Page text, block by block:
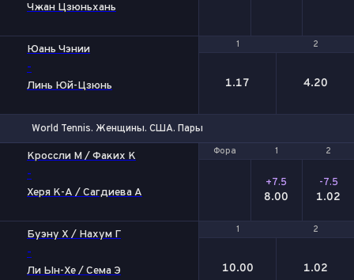
Чжан Цзюньхань
1 2
Юань Чэнии
-
Линь Юй-Цзюнь
1 2
1.17 4.20
World Tennis. Женщины. США. Пары
Фора 1 2
Кроссли М / Факих К
-
Херя К-А / Сагдиева А
Фора 1 2
+7.5
8.00
-7.5
1.02
1 2
Буэну Х / Нахум Г
-
Ли Ын-Хе / Сема Э
1 2
10.00 1.02